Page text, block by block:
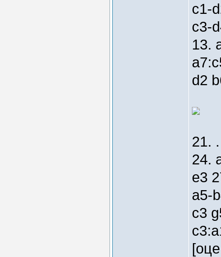
c1-
c3-
13.
d2
21.
24.
e3
a5-
c3